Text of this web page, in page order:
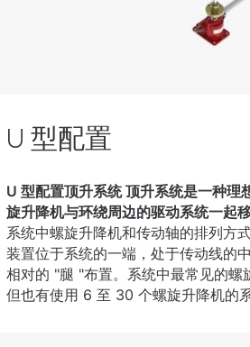
U 型配置
U 型配置顶升系统 顶升系统是一种理
旋升降机与环绕周边的驱动系统一起移
系统中螺旋升降机和传动轴的排列方
装置位于系统的一端，处于传动线的
相对的 "腿 "布置。系统中最常见的螺
但也有使用 6 至 30 个螺旋升降机的系